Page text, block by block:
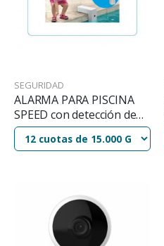
SEGURIDAD
ALARMA PARA PISCINA
SPEED con detección de
caidas -JB2005